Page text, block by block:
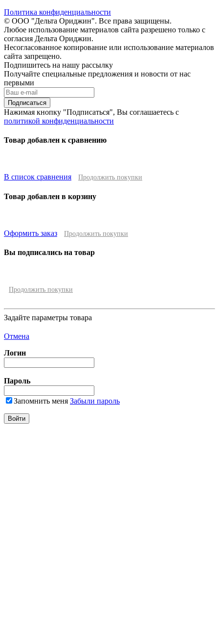
Политика конфиденциальности
© ООО "Дельта Ориджин". Все права защищены.
Любое использование материалов сайта разрешено только с
согласия Дельта Ориджин.
Несогласованное копирование или использование материалов
сайта запрещено.
Подпишитесь на нашу рассылку
Получайте специальные предложения и новости от нас
первыми
Подписаться
Нажимая кнопку "Подписаться", Вы соглашаетесь с
политикой конфиденциальности
Товар добавлен к сравнению
В список сравнения Продолжить покупки
Товар добавлен в корзину
Оформить заказ Продолжить покупки
Вы подписались на товар
Продолжить покупки
Задайте параметры товара
Отмена
Логин
Пароль
Запомнить меня Забыли пароль